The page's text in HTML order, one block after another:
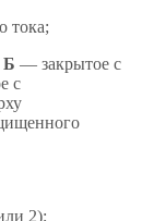
тока;
Б — закрытое с
с
2);